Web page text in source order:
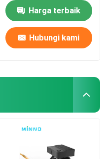
Harga terbaik
Hubungi kami